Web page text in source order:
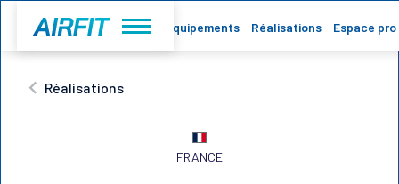
Accueil Equipements Réalisations Espace pro
Réalisations
FRANCE